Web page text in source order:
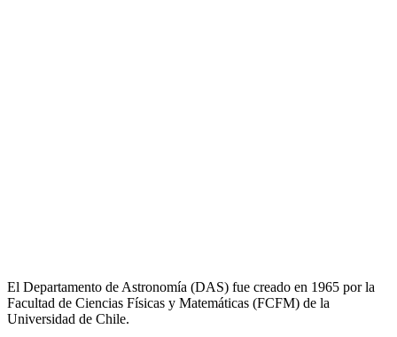
El Departamento de Astronomía (DAS) fue creado en 1965 por la
Facultad de Ciencias Físicas y Matemáticas (FCFM) de la
Universidad de Chile.